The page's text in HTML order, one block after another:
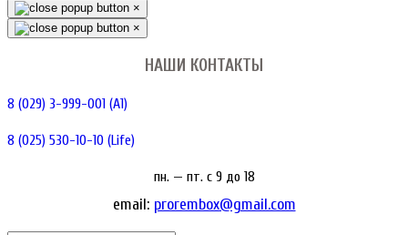
×
×
НАШИ КОНТАКТЫ
8 (029) 3-999-001 (A1)
8 (025) 530-10-10 (Life)
пн. — пт. c 9 до 18
email: prorembox@gmail.com